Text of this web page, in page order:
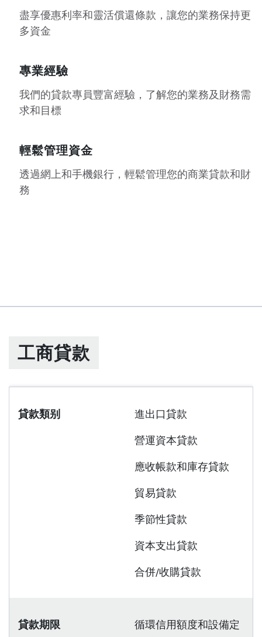
盡享優惠利率和靈活償還條款，讓您的業務保持更
多資金
專業經驗
我們的貸款專員豐富經驗，了解您的業務及財務需
求和目標
輕鬆管理資金
透過網上和手機銀行，輕鬆管理您的商業貸款和財
務
工商貸款
貸款類别 進出口貸款
營運資本貸款
應收帳款和庫存貸款
貿易貸款
季節性貸款
資本支出貸款
合併/收購貸款
貸款期限
循環信用額度和設備定